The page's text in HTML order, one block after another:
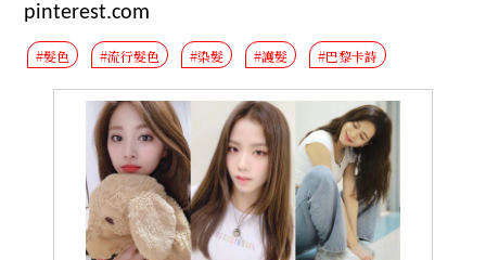
pinterest.com
#髮色 #流行髮色 #染髮 #護髮 #巴黎卡詩